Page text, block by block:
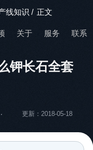
线知识 / 正文
关于 服务 联系
钾长石全套
更新：2018-05-18